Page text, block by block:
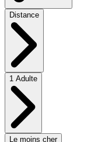
Distance
1 Adulte
Le moins cher